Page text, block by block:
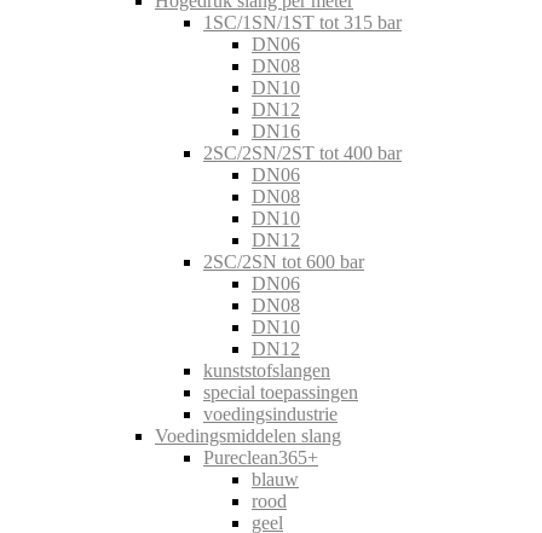
1SC/1SN/1ST tot 315 bar
DN06
DN08
DN10
DN12
DN16
2SC/2SN/2ST tot 400 bar
DN06
DN08
DN10
DN12
2SC/2SN tot 600 bar
DN06
DN08
DN10
DN12
kunststofslangen
special toepassingen
voedingsindustrie
Voedingsmiddelen slang
Pureclean365+
blauw
rood
geel